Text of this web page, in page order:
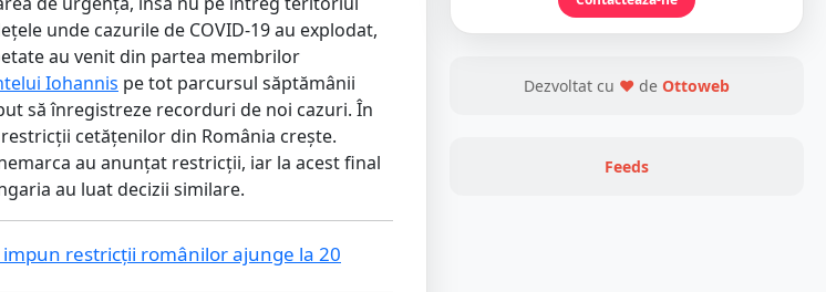
unde cazurile de COVID-19 au explodat,
au venit din partea membrilor
Iohannis pe tot parcursul săptămânii
să înregistreze recorduri de noi cazuri. În
cetățenilor din România crește.
au anunțat restricții, iar la acest final
au luat decizii similare.
restricții românilor ajunge la 20
Dezvoltat cu ❤ de Ottoweb
Feeds